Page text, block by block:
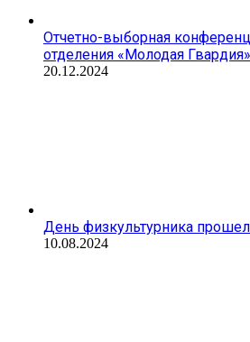
Отчетно-выборная
отделения «Молодая
20.12.2024
День физкультурника
10.08.2024